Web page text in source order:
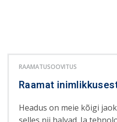
RAAMATUSOOVITUS
Raamat
Headus on meie kõigi